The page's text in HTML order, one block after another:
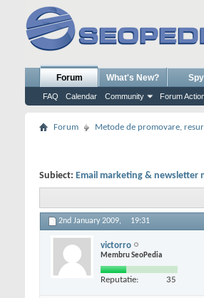
Forum
FAQ Calendar Community Forum
What's New? Spy
Forum Metode de promovare,
Subiect: Email marketing & newsletter
2nd January 2009, 19:31
victorro
Membru SeoPedia
Reputatie: 35